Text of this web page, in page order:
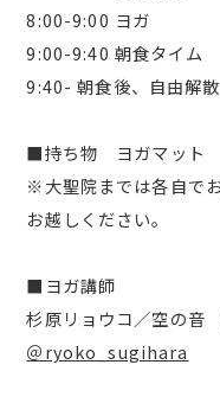
8:00-9:00 ヨガ
9:00-9:40 朝食タイム
9:40- 朝食後、自由解散
■持ち物 ヨガマット
※大聖院までは各自で
お越しください。
■ヨガ講師
杉原リョウコ／空の音
＠ryoko_sugihara